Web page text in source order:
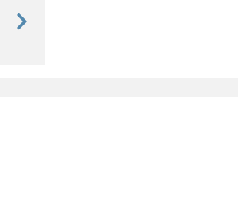
weiter blättern